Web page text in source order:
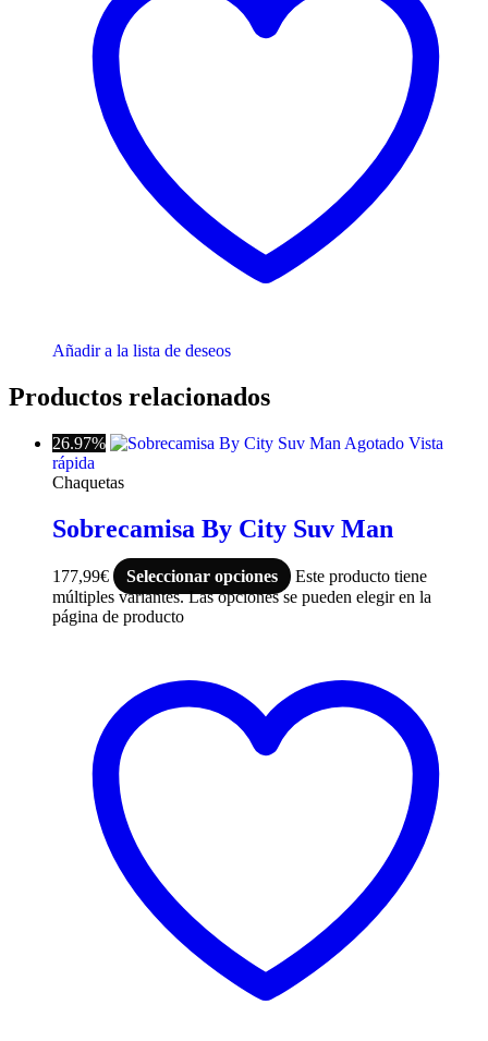
Añadir a la lista de deseos
Productos relacionados
26.97% Agotado Vista
rápida
Chaquetas
Sobrecamisa By City Suv Man
177,99€ Seleccionar opciones
Este producto tiene
múltiples variantes. Las opciones se pueden elegir en la
página de producto